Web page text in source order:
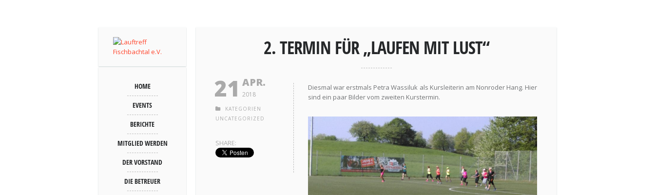
HOME
EVENTS
BERICHTE
MITGLIED WERDEN
DER VORSTAND
DIE BETREUER
2. TERMIN FÜR „LAUFEN MIT LUST“
21 APR.
2018
KATEGORIEN
UNCATEGORIZED
SHARE:
Diesmal war erstmals Petra Wassiluk als Kursleiterin am Nonroder Hang. Hier
sind ein paar Bilder vom zweiten Kurstermin.